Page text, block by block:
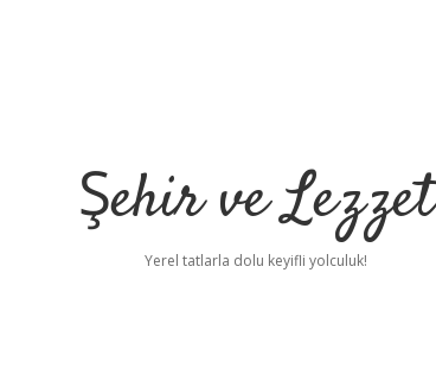
Şehir ve Lezzet
Yerel tatlarla dolu keyifli yolculuk!